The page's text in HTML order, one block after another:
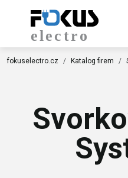
fokuselectro.cz Katalog firem